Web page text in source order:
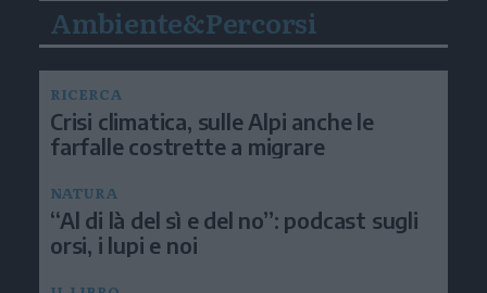
Ambiente&Percorsi
RICERCA
Crisi climatica, sulle Alpi anche le
farfalle costrette a migrare
NATURA
“Al di là del sì e del no”: podcast sugli
orsi, i lupi e noi